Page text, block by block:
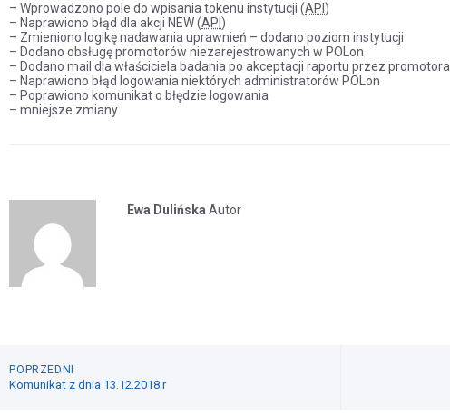
– Wprowadzono pole do wpisania tokenu instytucji (API )
– Naprawiono błąd dla akcji NEW (API )
– Zmieniono logikę nadawania uprawnień – dodano poziom instytucji
– Dodano obsługę promotorów niezarejestrowanych w POLon
– Dodano mail dla właściciela badania po akceptacji raportu przez promotora
– Naprawiono błąd logowania niektórych administratorów POLon
– Poprawiono komunikat o błędzie logowania
– mniejsze zmiany
Ewa Dulińska Autor
POPRZEDNI
Komunikat z dnia 13.12.2018 r